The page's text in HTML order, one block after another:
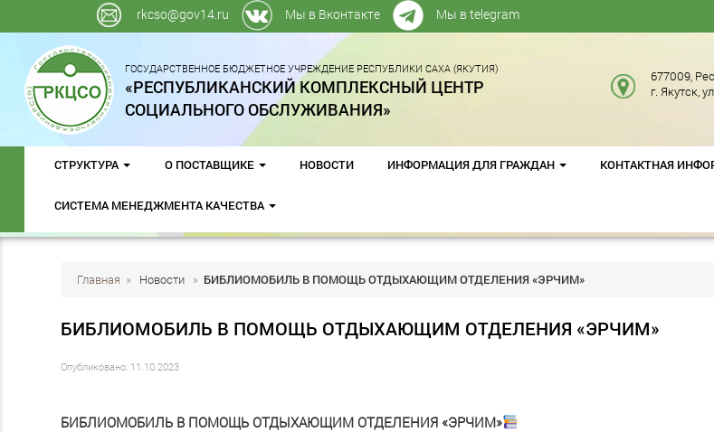
rkcso@gov14.ru Мы в Вконтакте Мы в telegram
ГОСУДАРСТВЕННОЕ БЮДЖЕТНОЕ УЧРЕЖДЕНИЕ РЕСПУБЛИКИ САХА (ЯКУТИЯ)
«РЕСПУБЛИКАНСКИЙ КОМПЛЕКСНЫЙ ЦЕНТР
СОЦИАЛЬНОГО ОБСЛУЖИВАНИЯ»
677009,
г. Якутск,
СТРУКТУРА О ПОСТАВЩИКЕ НОВОСТИ ИНФОРМАЦИЯ ДЛЯ ГРАЖДАН КОНТАКТНАЯ
СИСТЕМА МЕНЕДЖМЕНТА КАЧЕСТВА
Главная » Новости » БИБЛИОМОБИЛЬ В ПОМОЩЬ ОТДЫХАЮЩИМ ОТДЕЛЕНИЯ «ЭРЧИМ»
БИБЛИОМОБИЛЬ В ПОМОЩЬ ОТДЫХАЮЩИМ ОТДЕЛЕНИЯ «ЭРЧИМ»
Опубликовано: 11.10.2023
БИБЛИОМОБИЛЬ В ПОМОЩЬ ОТДЫХАЮЩИМ ОТДЕЛЕНИЯ «ЭРЧИМ»